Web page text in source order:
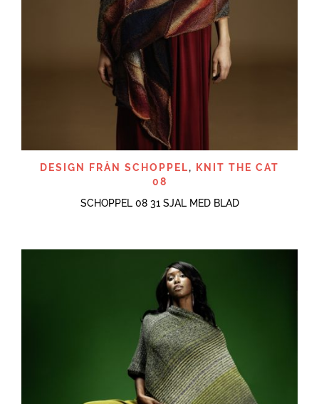
DESIGN FRÅN SCHOPPEL,
KNIT THE CAT
08
SCHOPPEL 08 31 SJAL MED BLAD